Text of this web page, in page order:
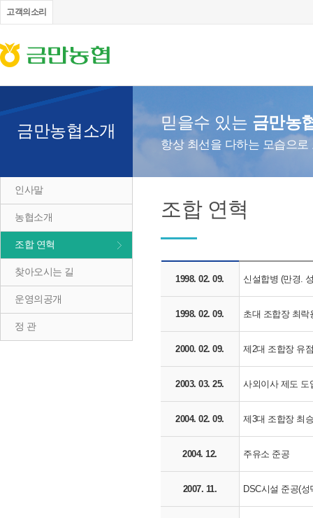
고객의소리
믿을수 있는 금만농
항상 최선을 다하는 모습으
금만농협소개
인사말
농협소개
조합 연혁
찾아오시는 길
운영의공개
정 관
조합 연혁
1998. 02. 09. 신설합병 (만경.
1998. 02. 09. 초대 조합장 최락
2000. 02. 09. 제2대 조합장 유
2003. 03. 25. 사외이사 제도 도
2004. 02. 09. 제3대 조합장 최
2004. 12. 주유소 준공
2007. 11. DSC시설 준공(성